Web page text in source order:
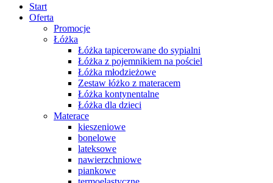
Start
Oferta
Promocje
Łóżka
Łóżka tapicerowane do sypialni
Łóżka z pojemnikiem na pościel
Łóżka młodzieżowe
Zestaw łóżko z materacem
Łóżka kontynentalne
Łóżka dla dzieci
Materace
kieszeniowe
bonelowe
lateksowe
nawierzchniowe
piankowe